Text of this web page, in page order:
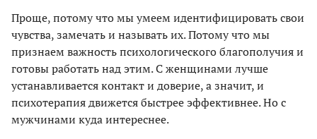
Проще, потому что мы умеем идентифицировать свои
чувства, замечать и называть их. Потому что мы
признаем важность психологического благополучия и
готовы работать над этим. С женщинами лучше
устанавливается контакт и доверие, а значит, и
психотерапия движется быстрее эффективнее. Но с
мужчинами куда интереснее.